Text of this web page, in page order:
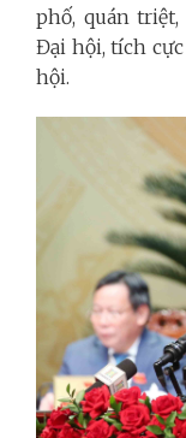
phố, quán
Đại hội, tích
hội.